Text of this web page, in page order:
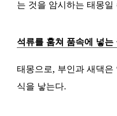
는 것을 암시하는 태몽일
석류를 훔쳐 품속에 넣는
태몽으로, 부인과 새댁
식을 낳는다.